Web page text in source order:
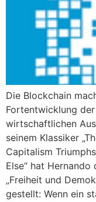
Die Blockchain
Fortentwicklung
wirtschaftlichen
seinem Klassiker
Capitalism
Else“ hat
„Freiheit und
gestellt: Wenn ein